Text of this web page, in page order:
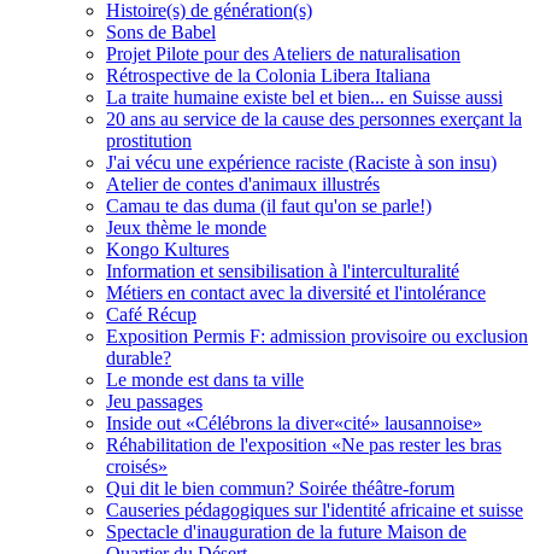
Histoire(s) de génération(s)
Sons de Babel
Projet Pilote pour des Ateliers de naturalisation
Rétrospective de la Colonia Libera Italiana
La traite humaine existe bel et bien... en Suisse aussi
20 ans au service de la cause des personnes exerçant la
prostitution
J'ai vécu une expérience raciste (Raciste à son insu)
Atelier de contes d'animaux illustrés
Camau te das duma (il faut qu'on se parle!)
Jeux thème le monde
Kongo Kultures
Information et sensibilisation à l'interculturalité
Métiers en contact avec la diversité et l'intolérance
Café Récup
Exposition Permis F: admission provisoire ou exclusion
durable?
Le monde est dans ta ville
Jeu passages
Inside out «Célébrons la diver«cité» lausannoise»
Réhabilitation de l'exposition «Ne pas rester les bras
croisés»
Qui dit le bien commun? Soirée théâtre-forum
Causeries pédagogiques sur l'identité africaine et suisse
Spectacle d'inauguration de la future Maison de